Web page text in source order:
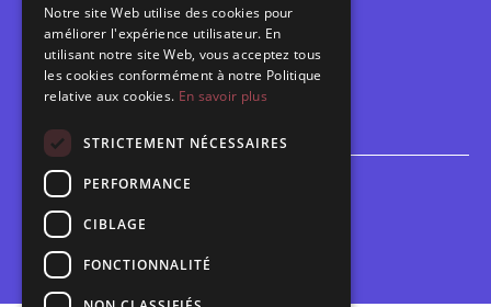
Calendrier
Programme des spectacles
Brèves
Espace scolaire
Notre site Web utilise des cookies pour
améliorer l'expérience utilisateur. En
utilisant notre site Web, vous acceptez tous
les cookies conformément à notre Politique
relative aux cookies. En savoir plus
STRICTEMENT NÉCESSAIRES
PERFORMANCE
CIBLAGE
FONCTIONNALITÉ